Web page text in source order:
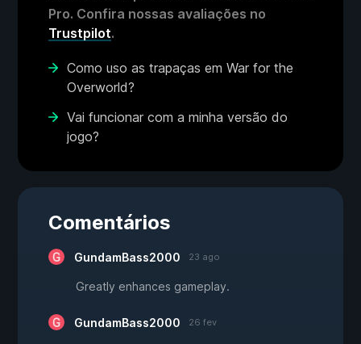
Pro. Confira nossas avaliações no
Trustpilot.
Como uso as trapaças em War for the
Overworld?
Vai funcionar com a minha versão do
jogo?
Comentários
GundamBass2000 23 ago
Greatly enhances gameplay.
GundamBass2000 26 fev